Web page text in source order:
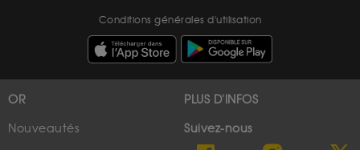
Conditions générales d'utilisation
OR
Nouveautés
PLUS D'INFOS
Suivez-nous